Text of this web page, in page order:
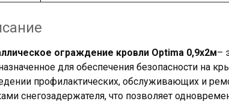
ограждение кровли Optima 0,9х2м–
для обеспечения безопасности на
профилактических, обслуживающих и
снегозадержателя, что позволяет